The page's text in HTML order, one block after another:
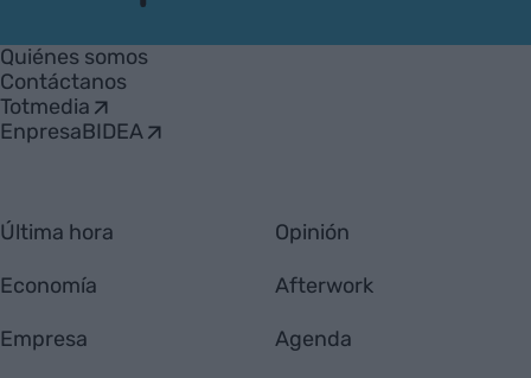
Empresa
Quiénes somos
Contáctanos
Totmedia
EnpresaBIDEA
Última hora
Economía
Empresa
Opinión
Afterwork
Agenda